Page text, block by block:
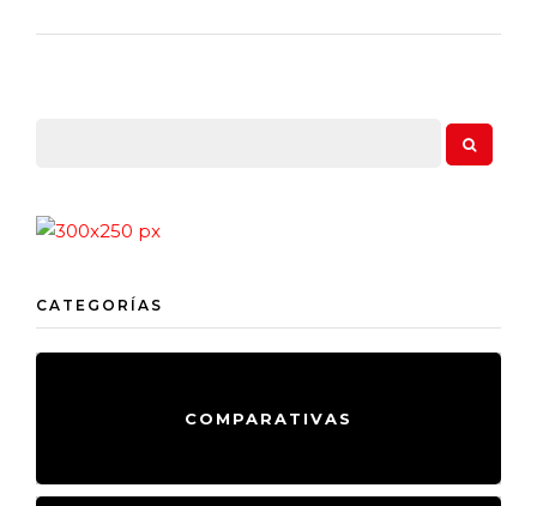
CATEGORÍAS
COMPARATIVAS